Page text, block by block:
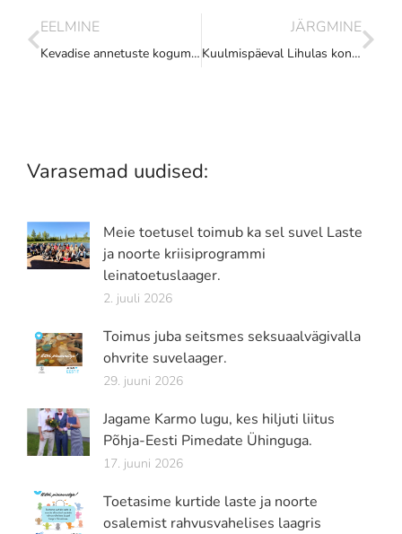
EELMINE
Kevadise annetuste kogumise kampaania tulemused.
JÄRGMINE
Kuulmispäeval Lihulas kontrolliti kuulmist, saadi nõustamist ja hooldati kuulmisaparaate.
Varasemad uudised:
Meie toetusel toimub ka sel suvel Laste
ja noorte kriisiprogrammi
leinatoetuslaager.
2. juuli 2026
Toimus juba seitsmes seksuaalvägivalla
ohvrite suvelaager.
29. juuni 2026
Jagame Karmo lugu, kes hiljuti liitus
Põhja-Eesti Pimedate Ühinguga.
17. juuni 2026
Toetasime kurtide laste ja noorte
osalemist rahvusvahelises laagris